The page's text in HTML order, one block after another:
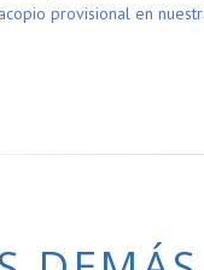
provisional en